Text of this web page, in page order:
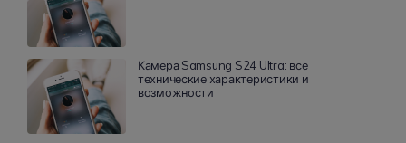
Камера Samsung S24 Ultra: все
технические характеристики и
возможности